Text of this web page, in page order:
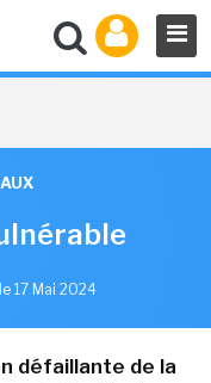
17 Mai 2024
défaillante de la